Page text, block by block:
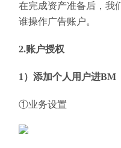
在完成资产准备后，我
谁操作广告账户。
2.账户授权
1）添加个人用户进BM
①业务设置